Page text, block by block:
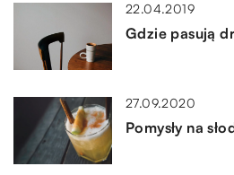
22.04.2019
Gdzie pasują
27.09.2020
Pomysły na